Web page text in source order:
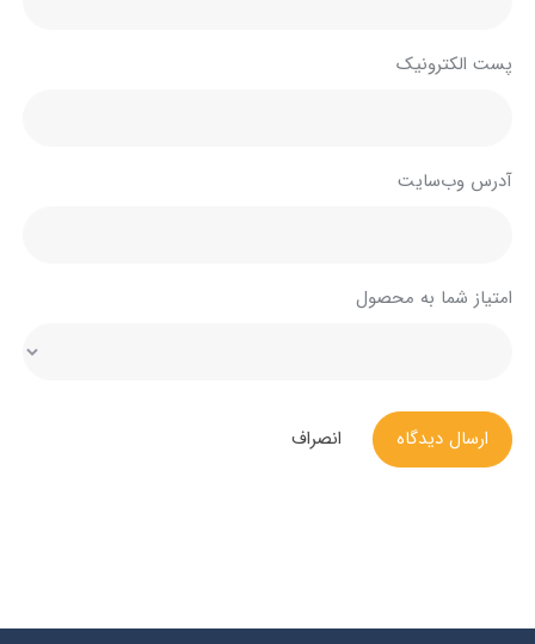
پست الکترونیک
آدرس وب‌سایت
امتیاز شما به محصول
ارسال دیدگاه انصراف